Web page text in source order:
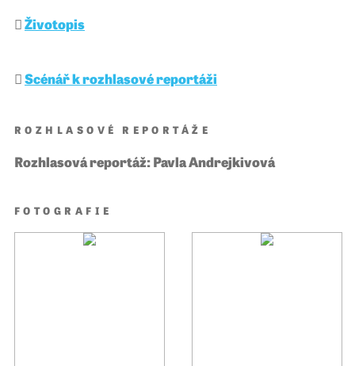
Životopis
Scénář k rozhlasové reportáži
ROZHLASOVÉ REPORTÁŽE
Rozhlasová reportáž: Pavla Andrejkivová
FOTOGRAFIE